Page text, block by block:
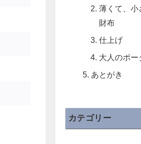
薄くて、小
財布
仕上げ
大人のポー
あとがき
カテゴリー